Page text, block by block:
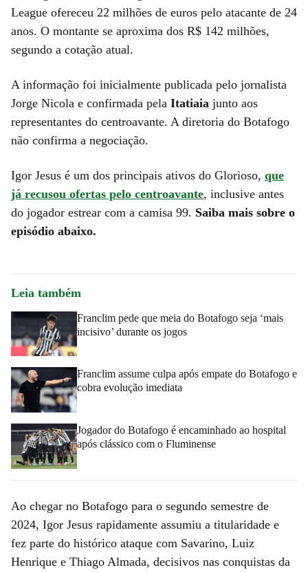
League ofereceu 22 milhões de euros pelo atacante de 24
anos. O montante se aproxima dos R$ 142 milhões,
segundo a cotação atual.
A informação foi inicialmente publicada pelo jornalista
Jorge Nicola e confirmada pela Itatiaia junto aos
representantes do centroavante. A diretoria do Botafogo
não confirma a negociação.
Igor Jesus é um dos principais ativos do Glorioso, que
já recusou ofertas pelo centroavante, inclusive antes
do jogador estrear com a camisa 99. Saiba mais sobre o
episódio abaixo.
Leia também
Franclim pede que meia do Botafogo seja ‘mais
incisivo’ durante os jogos
Franclim assume culpa após empate do Botafogo e
cobra evolução imediata
Jogador do Botafogo é encaminhado ao hospital
após clássico com o Fluminense
Ao chegar no Botafogo para o segundo semestre de
2024, Igor Jesus rapidamente assumiu a titularidade e
fez parte do histórico ataque com Savarino, Luiz
Henrique e Thiago Almada, decisivos nas conquistas da